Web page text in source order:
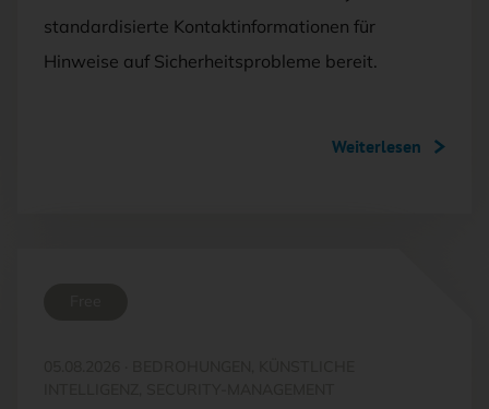
standardisierte Kontaktinformationen für
Hinweise auf Sicherheitsprobleme bereit.
Weiterlesen